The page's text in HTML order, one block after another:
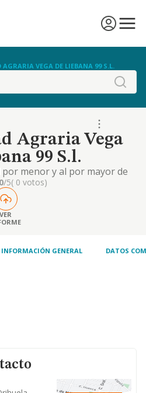
AGRARIA VEGA DE LIEBANA 99 S.L.
Agraria Vega
99 S.l.
por menor y al por mayor de
agricolas. la
bares con y sin
venta de tabacos y
en maquinas
la adquisici
0/5( 0 votos)
VER
INFORMACIÓN GENERAL DATOS